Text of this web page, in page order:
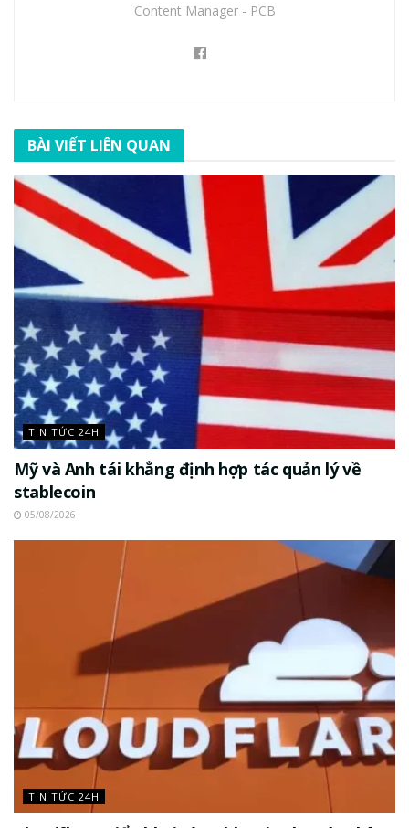
Content Manager - PCB
BÀI VIẾT LIÊN QUAN
TIN TỨC 24H
Mỹ và Anh tái khẳng định hợp tác quản lý về
stablecoin
05/08/2026
TIN TỨC 24H